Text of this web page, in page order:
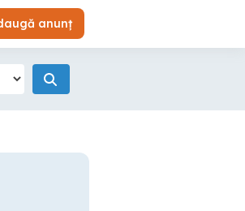
anunț